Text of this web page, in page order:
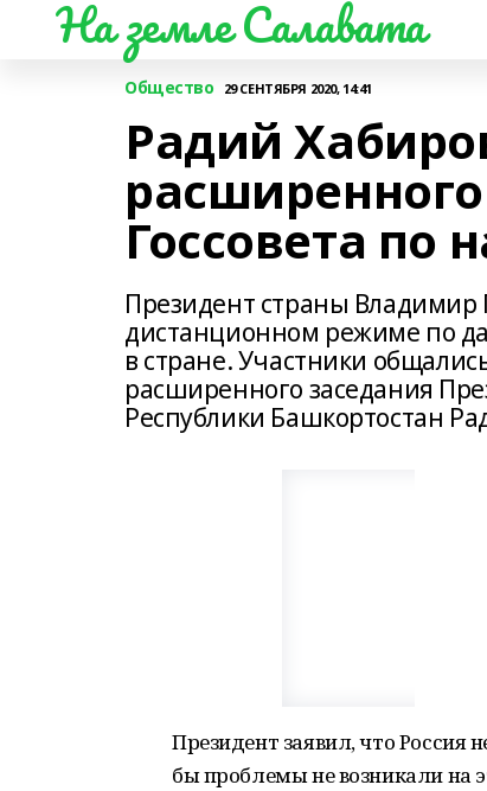
На земле Салавата
Общество 29 СЕНТЯБРЯ 2020, 14:41
Радий
Госсовета по
Президент страны Владимир
дистанционном режиме по
в стране. Участники
расширенного заседания
Республики Башкортостан
Президент заявил, что Россия
бы проблемы не возникали на